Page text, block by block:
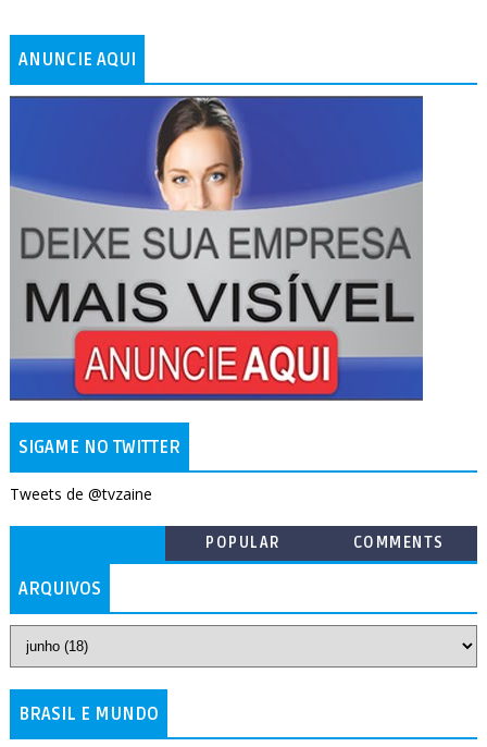
ANUNCIE AQUI
SIGAME NO TWITTER
Tweets de @tvzaine
POPULAR COMMENTS
ARQUIVOS
BRASIL E MUNDO